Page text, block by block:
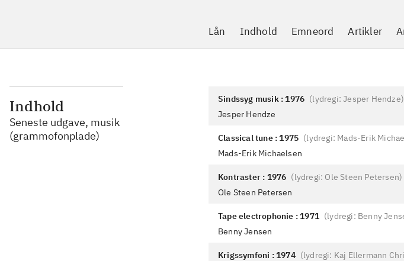
Lån Indhold Emneord Artikler
Indhold
Seneste udgave, musik
(grammofonplade)
Sindssyg musik : 1976 (lydregi: Jesper Hendze)
Jesper Hendze
Classical tune : 1975 (lydregi: Mads-Erik
Mads-Erik Michaelsen
Kontraster : 1976 (lydregi: Ole Steen Petersen)
Ole Steen Petersen
Tape electrophonie : 1971 (lydregi: Benny
Benny Jensen
Krigssymfoni : 1974 (lydregi: Kaj Ellermann